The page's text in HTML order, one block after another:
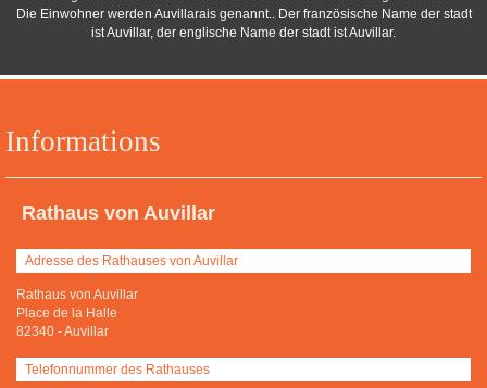
Informations
Rathaus von Auvillar
Adresse des Rathauses von Auvillar
Rathaus von Auvillar
Place de la Halle
82340 -Auvillar
Telefonnummer des Rathauses
Die Einwohner werden Auvillarais genannt.. Der französische Name der stadt
ist Auvillar, der englische Name der stadt ist Auvillar.